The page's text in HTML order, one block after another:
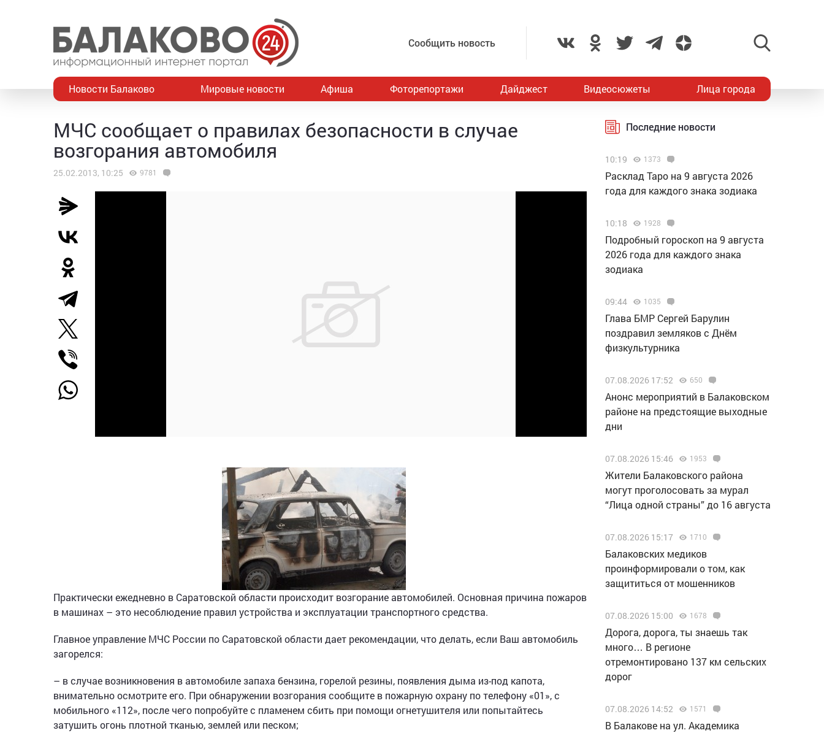
Сообщить новость
Новости Балаково Мировые новости Афиша Фоторепортажи Дайджест Видеосюжеты Лица города
МЧС сообщает о правилах безопасности в случае
возгорания автомобиля
25.02.2013, 10:25 9781
Практически ежедневно в Саратовской области происходит возгорание автомобилей. Основная причина пожаров
в машинах – это несоблюдение правил устройства и эксплуатации транспортного средства.
Главное управление МЧС России по Саратовской области дает рекомендации, что делать, если Ваш автомобиль
загорелся:
– в случае возникновения в автомобиле запаха бензина, горелой резины, появления дыма из-под капота,
внимательно осмотрите его. При обнаружении возгорания сообщите в пожарную охрану по телефону «01», с
мобильного «112», после чего попробуйте с пламенем сбить при помощи огнетушителя или попытайтесь
затушить огонь плотной тканью, землей или песком;
Последние новости
10:19 1373
Расклад Таро на 9 августа 2026
года для каждого знака зодиака
10:18 1928
Подробный гороскоп на 9 августа
2026 года для каждого знака
зодиака
09:44 1035
Глава БМР Сергей Барулин
поздравил земляков с Днём
физкультурника
07.08.2026 17:52 650
Анонс мероприятий в Балаковском
районе на предстоящие выходные
дни
07.08.2026 15:46 1953
Жители Балаковского района
могут проголосовать за мурал
“Лица одной страны” до 16 августа
07.08.2026 15:17 1710
Балаковских медиков
проинформировали о том, как
защититься от мошенников
07.08.2026 15:00 1678
Дорога, дорога, ты знаешь так
много… В регионе
отремонтировано 137 км сельских
дорог
07.08.2026 14:52 1571
В Балакове на ул. Академика